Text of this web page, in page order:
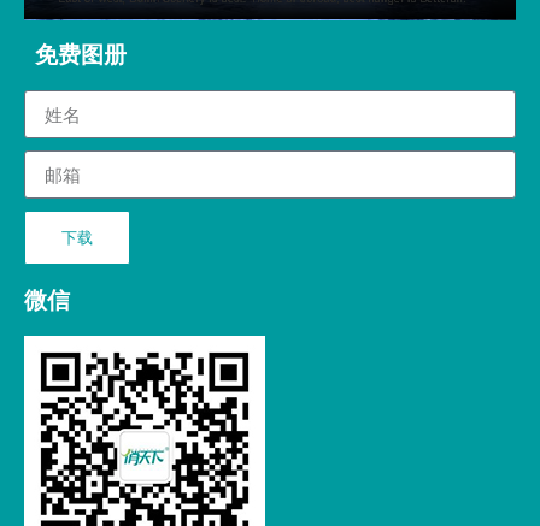
免费图册
下载
微信